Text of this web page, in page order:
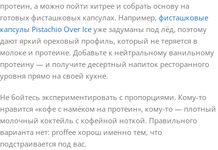
протеин, а можно пойти хитрее и собрать основу на
готовых фисташковых капсулах. Например, фисташковые
капсулы Pistachio Over Ice уже задуманы под лёд, поэтому
дают яркий ореховый профиль, который не теряется в
молоке и протеине. Добавьте к нейтральному ванильному
протеину — и получите десертный напиток ресторанного
уровня прямо на своей кухне.
Не бойтесь экспериментировать с пропорциями. Кому-то
нравится «кофе с намёком на протеин», кому-то — плотный
молочный коктейль с кофейной ноткой. Правильного
варианта нет: proffee хорош именно тем, что
подстраивается под вас.